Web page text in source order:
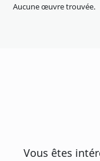
Aucune œuvre trouvée.
Vous êtes